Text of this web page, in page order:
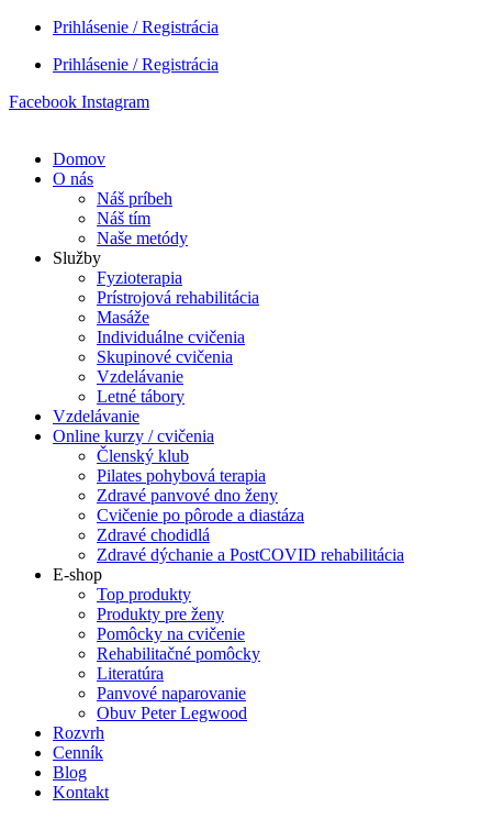
Preskočiť
obsah
Prihlásenie / Registrácia
Prihlásenie / Registrácia
Facebook Instagram
Domov
O nás
Náš príbeh
Náš tím
Naše metódy
Služby
Fyzioterapia
Prístrojová rehabilitácia
Masáže
Individuálne cvičenia
Skupinové cvičenia
Vzdelávanie
Letné tábory
Vzdelávanie
Online kurzy / cvičenia
Členský klub
Pilates pohybová terapia
Zdravé panvové dno ženy
Cvičenie po pôrode a diastáza
Zdravé chodidlá
Zdravé dýchanie a PostCOVID rehabilitácia
E-shop
Top produkty
Produkty pre ženy
Pomôcky na cvičenie
Rehabilitačné pomôcky
Literatúra
Panvové naparovanie
Obuv Peter Legwood
Rozvrh
Cenník
Blog
Kontakt